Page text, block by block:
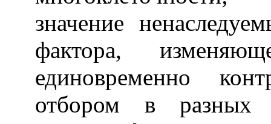
значение
фактора,
единовременно
отбором в разных